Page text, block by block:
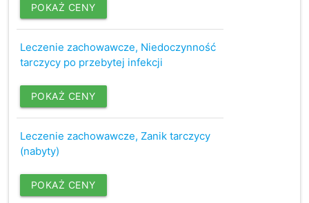
POKAŻ CENY
Leczenie zachowawcze, Niedoczynność
tarczycy po przebytej infekcji
POKAŻ CENY
Leczenie zachowawcze, Zanik tarczycy
(nabyty)
POKAŻ CENY